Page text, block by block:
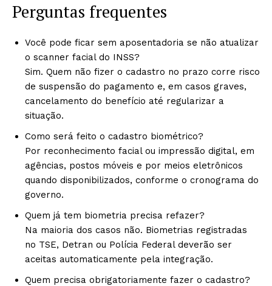
Perguntas frequentes
Você pode ficar sem aposentadoria se não atualizar
o scanner facial do INSS?
Sim. Quem não fizer o cadastro no prazo corre risco
de suspensão do pagamento e, em casos graves,
cancelamento do benefício até regularizar a
situação.
Como será feito o cadastro biométrico?
Por reconhecimento facial ou impressão digital, em
agências, postos móveis e por meios eletrônicos
quando disponibilizados, conforme o cronograma do
governo.
Quem já tem biometria precisa refazer?
Na maioria dos casos não. Biometrias registradas
no TSE, Detran ou Polícia Federal deverão ser
aceitas automaticamente pela integração.
Quem precisa obrigatoriamente fazer o cadastro?